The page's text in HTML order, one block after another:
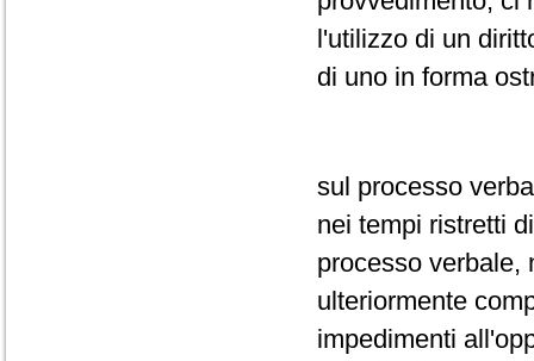
l'utilizzo di un
di uno in forma
sul processo
nei tempi ristretti
processo verbale,
ulteriormente
impedimenti